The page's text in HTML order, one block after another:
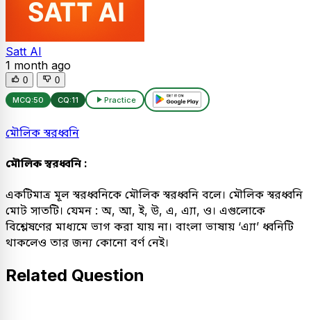
Satt AI
1 month ago
0 0
MCQ:50 CQ:11 Practice
মৌলিক স্বরধ্বনি
মৌলিক স্বরধ্বনি :
একটিমাত্র মূল স্বরধ্বনিকে মৌলিক স্বরধ্বনি বলে। মৌলিক স্বরধ্বনি
মোট সাতটি। যেমন : অ, আ, ই, উ, এ, এ্যা, ও। এগুলোকে
বিশ্লেষণের মাধ্যমে ভাগ করা যায় না। বাংলা ভাষায় ‘এ্যা’ ধ্বনিটি
থাকলেও তার জন্য কোনো বর্ণ নেই।
Related Question